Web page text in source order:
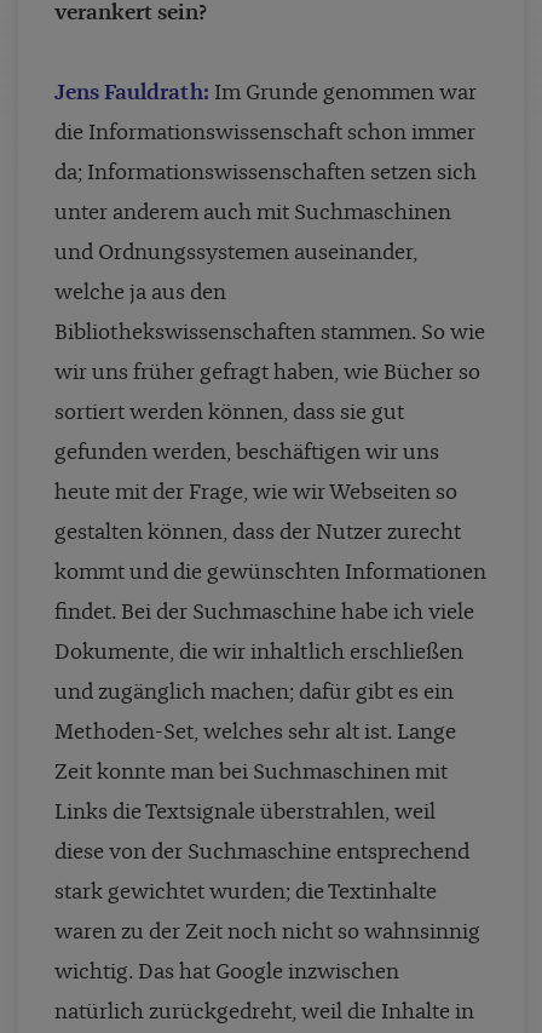
verankert sein?
Jens Fauldrath: Im Grunde genommen war
die Informationswissenschaft schon immer
da; Informationswissenschaften setzen sich
unter anderem auch mit Suchmaschinen
und Ordnungssystemen auseinander,
welche ja aus den
Bibliothekswissenschaften stammen. So wie
wir uns früher gefragt haben, wie Bücher so
sortiert werden können, dass sie gut
gefunden werden, beschäftigen wir uns
heute mit der Frage, wie wir Webseiten so
gestalten können, dass der Nutzer zurecht
kommt und die gewünschten Informationen
findet. Bei der Suchmaschine habe ich viele
Dokumente, die wir inhaltlich erschließen
und zugänglich machen; dafür gibt es ein
Methoden-Set, welches sehr alt ist. Lange
Zeit konnte man bei Suchmaschinen mit
Links die Textsignale überstrahlen, weil
diese von der Suchmaschine entsprechend
stark gewichtet wurden; die Textinhalte
waren zu der Zeit noch nicht so wahnsinnig
wichtig. Das hat Google inzwischen
natürlich zurückgedreht, weil die Inhalte in